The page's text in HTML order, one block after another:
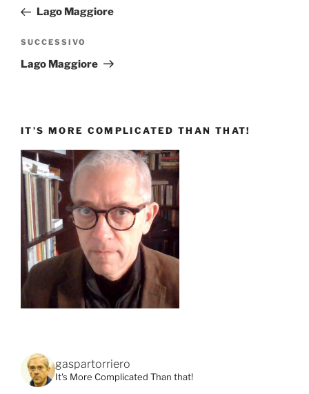
precedente:
Lago Maggiore
Articolo
successivo
SUCCESSIVO
Lago Maggiore
IT’S MORE COMPLICATED THAN THAT!
gaspartorriero
It's More Complicated Than that!